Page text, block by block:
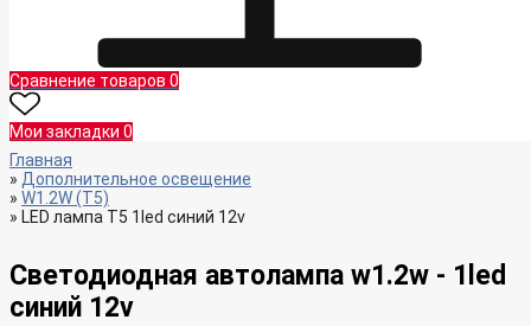
Сравнение товаров 0
Мои закладки 0
Главная
Дополнительное освещение
W1.2W (T5)
LED лампа T5 1led синий 12v
Светодиодная автолампа w1.2w - 1led
синий 12v